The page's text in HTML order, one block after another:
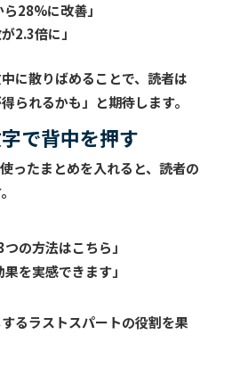
28%に改善」
2.3倍に」
に散りばめることで、読者は
られるかも」と期待します。
で背中を押す
ったまとめを入れると、読者の
つの方法はこちら」
果を実感できます」
るラストスパートの役割を果